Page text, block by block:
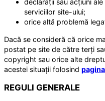
declarații sau acțiuni
serviciilor site-ului;
orice altă problemă
Dacă se consideră că orice
postat pe site de către terți
copyright sau orice alte
acestei situații folosind
REGULI GENERALE